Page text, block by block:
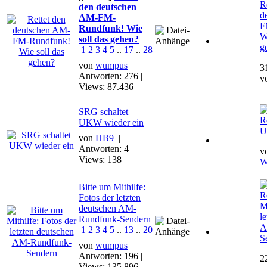
den deutschen
AM-FM-
Rundfunk! Wie
soll das gehen?
1 2 3 4 5 .. 17 .. 28
von wumpus |
Antworten: 276 |
Views: 87.436
SRG schaltet
UKW wieder ein
von HB9 |
Antworten: 4 |
Views: 138
Bitte um Mithilfe:
Fotos der letzten
deutschen AM-
Rundfunk-Sendern
1 2 3 4 5 .. 13 .. 20
von wumpus |
Antworten: 196 |